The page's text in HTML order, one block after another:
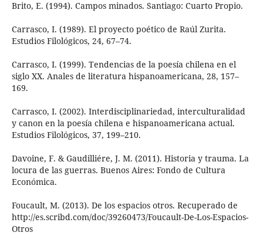
Brito, E. (1994). Campos minados. Santiago: Cuarto Propio.
Carrasco, I. (1989). El proyecto poético de Raúl Zurita.
Estudios Filológicos, 24, 67–74.
Carrasco, I. (1999). Tendencias de la poesía chilena en el
siglo XX. Anales de literatura hispanoamericana, 28, 157–
169.
Carrasco, I. (2002). Interdisciplinariedad, interculturalidad
y canon en la poesía chilena e hispanoamericana actual.
Estudios Filológicos, 37, 199–210.
Davoine, F. & Gaudilliére, J. M. (2011). Historia y trauma. La
locura de las guerras. Buenos Aires: Fondo de Cultura
Económica.
Foucault, M. (2013). De los espacios otros. Recuperado de
http://es.scribd.com/doc/39260473/Foucault-De-Los-Espacios-
Otros